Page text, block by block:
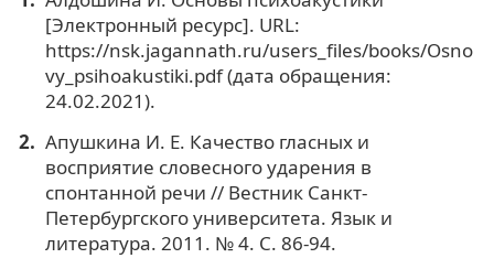
[Электронный ресурс]. URL:
https://nsk.jagannath.ru/users_files/books/Osno
vy_psihoakustiki.pdf (дата обращения:
24.02.2021).
Апушкина И. Е. Качество гласных и
восприятие словесного ударения в
спонтанной речи // Вестник Санкт-
Петербургского университета. Язык и
литература. 2011. № 4. С. 86-94.